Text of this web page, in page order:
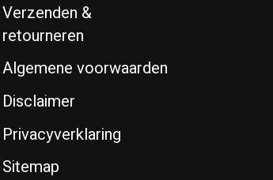
Verzenden &
retourneren
Algemene voorwaarden
Disclaimer
Privacyverklaring
Sitemap